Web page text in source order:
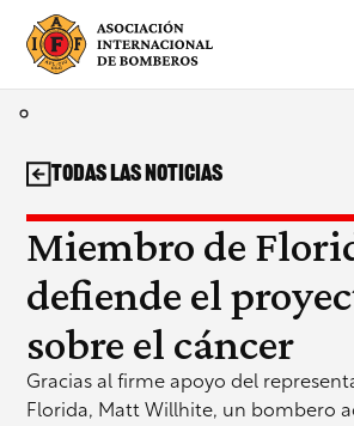
Saltar
contenido
Miembro de
defiende el
sobre el cáncer
Gracias al firme apoyo del
Florida, Matt Willhite, un bombero
Todas las noticias